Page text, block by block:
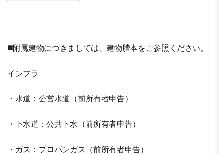
◼️附属建物につきましては、建物謄本をご参照ください。
インフラ
・水道：公営水道（前所有者申告）
・下水道：公共下水（前所有者申告）
・ガス：プロパンガス（前所有者申告）